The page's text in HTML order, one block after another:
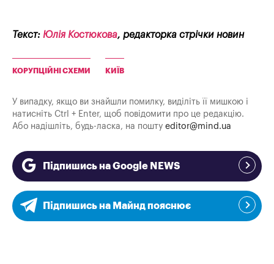
Текст: Юлія Костюкова, редакторка стрічки новин
КОРУПЦІЙНІ СХЕМИ КИЇВ
У випадку, якщо ви знайшли помилку, виділіть її мишкою і
натисніть Ctrl + Enter, щоб повідомити про це редакцію.
Або надішліть, будь-ласка, на пошту editor@mind.ua
Підпишись на Google NEWS
Підпишись на Майнд пояснює